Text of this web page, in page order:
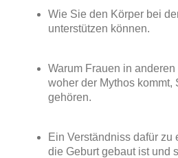
Wie Sie den Körper bei
unterstützen können.
Warum Frauen in
woher der Mythos kommt,
gehören.
Ein Verständniss dafür zu
die Geburt gebaut ist und